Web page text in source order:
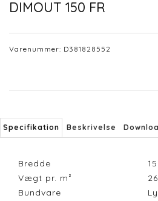
DIMOUT 150 FR
Varenummer: D381828552
Specifikation Beskrivelse
Bredde
Vægt pr. m²
Bundvare